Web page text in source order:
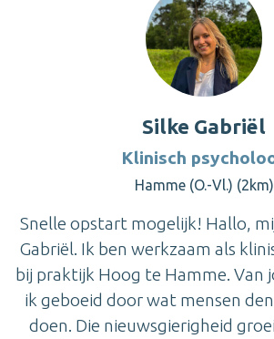
Silke Gabriël
Klinisch
Hamme (O.-Vl.) (2km)
Snelle opstart mogelijk! Hallo,
Gabriël. Ik ben werkzaam als
bij praktijk Hoog te Hamme. Van
ik geboeid door wat mensen
doen. Die nieuwsgierigheid